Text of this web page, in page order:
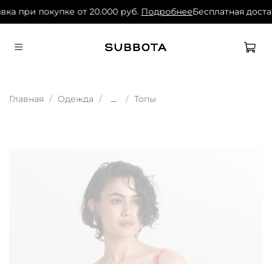
при покупке от 20.000 руб. ПодробнееБесплатная
Главная Одежда ... Топы